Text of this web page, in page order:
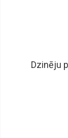
Dzinēju